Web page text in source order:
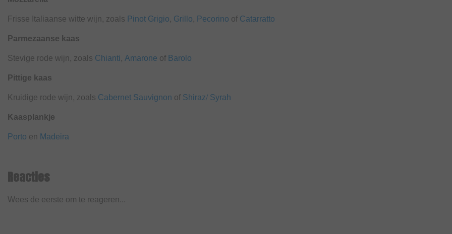
Frisse Italiaanse witte wijn, zoals Pinot Grigio, Grillo, Pecorino ofCatarratto
Parmezaanse kaas
Stevige rode wijn, zoals Chianti,Amarone ofBarolo
Pittige kaas
Kruidige rode wijn, zoals Cabernet Sauvignon ofShiraz/ Syrah
Kaasplankje
Porto en Madeira
Reacties
Wees de eerste om te reageren...